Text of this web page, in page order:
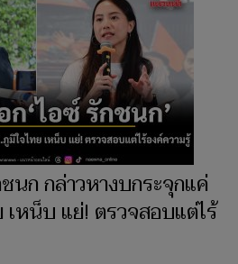
นก กล่าวหางบกระจุกแค่
หน็บ แย่! ตรวจสอบแต่ไร้